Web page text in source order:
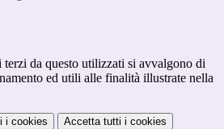
da questo utilizzati si avvalgono di
ed utili alle finalità illustrate nella
i cookies Accetta tutti i cookies